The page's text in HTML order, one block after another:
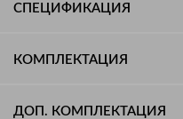
СПЕЦИФИКАЦИЯ
КОМПЛЕКТАЦИЯ
ДОП. КОМПЛЕКТАЦИЯ